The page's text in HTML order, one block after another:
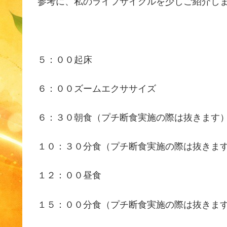
５：００起床
６：００ズームエクササイズ
６：３０朝食（プチ断食実施の際は抜きます）
１０：３０分食（プチ断食実施の際は抜きます
１２：００昼食
１５：００分食（プチ断食実施の際は抜きます